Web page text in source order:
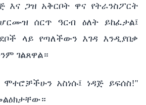
እና ጋዝ አቅርቦት ዋና የትራንስፖርት
ሰርጥ ዓርብ ዕለት ይከፈታል፤
ላይ የጣለችውን እገዳ እንዲያበቃ
ገልጸዋል።
ሞተሮቻችሁን አስነሱ፤ ነዳጅ ይፍሰስ!"